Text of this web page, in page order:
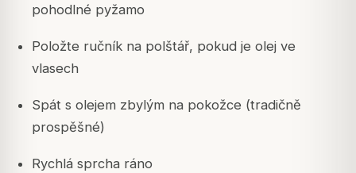
pohodlné pyžamo
Položte ručník na polštář, pokud je olej ve
vlasech
Spát s olejem zbylým na pokožce (tradičně
prospěšné)
Rychlá sprcha ráno